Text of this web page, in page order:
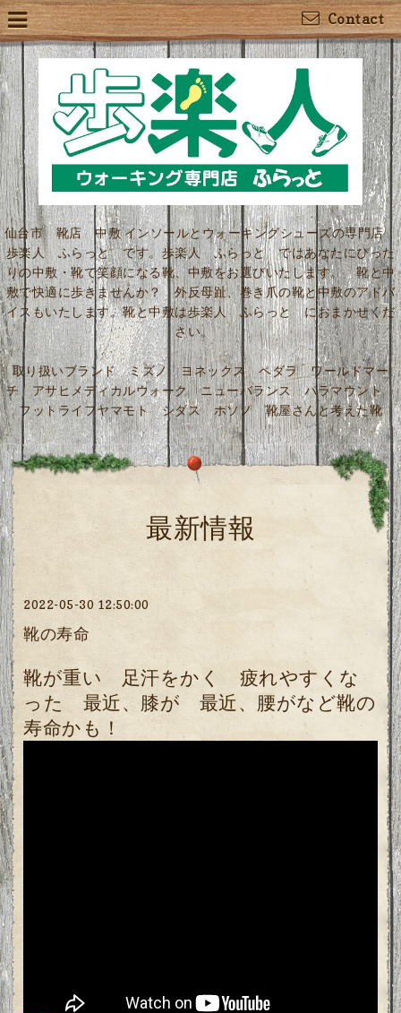
Contact
仙台市 靴店 中敷 インソールとウォーキングシューズの専門店
歩楽人 ふらっと です。歩楽人 ふらっと ではあなたにぴった
りの中敷・靴で笑顔になる靴、中敷をお選びいたします。 靴と中
敷で快適に歩きませんか？ 外反母趾、巻き爪の靴と中敷のアドバ
イスもいたします。靴と中敷は歩楽人 ふらっと におまかせくだ
さい。
取り扱いブランド ミズノ ヨネックス ペダラ ワールドマー
チ アサヒメディカルウォーク ニューバランス パラマウント
フットライフヤマモト シダス ホソノ 靴屋さんと考えた靴
最新情報
2022-05-30 12:50:00
靴の寿命
靴が重い 足汗をかく 疲れやすくな
った 最近、膝が 最近、腰がなど靴の
寿命かも！